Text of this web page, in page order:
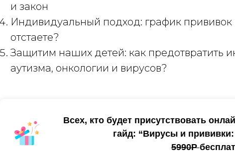
и закон
Индивидуальный подход: график прививок
отстаете?
Защитим наших детей: как предотвратить
аутизма, онкологии и вирусов?
Всех, кто будет присутствовать
гайд: “Вирусы и
5990Р